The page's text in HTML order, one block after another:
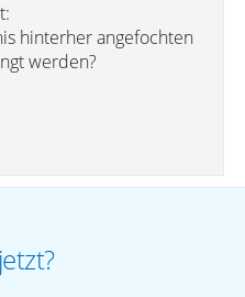
hinterher angefochten
werden?